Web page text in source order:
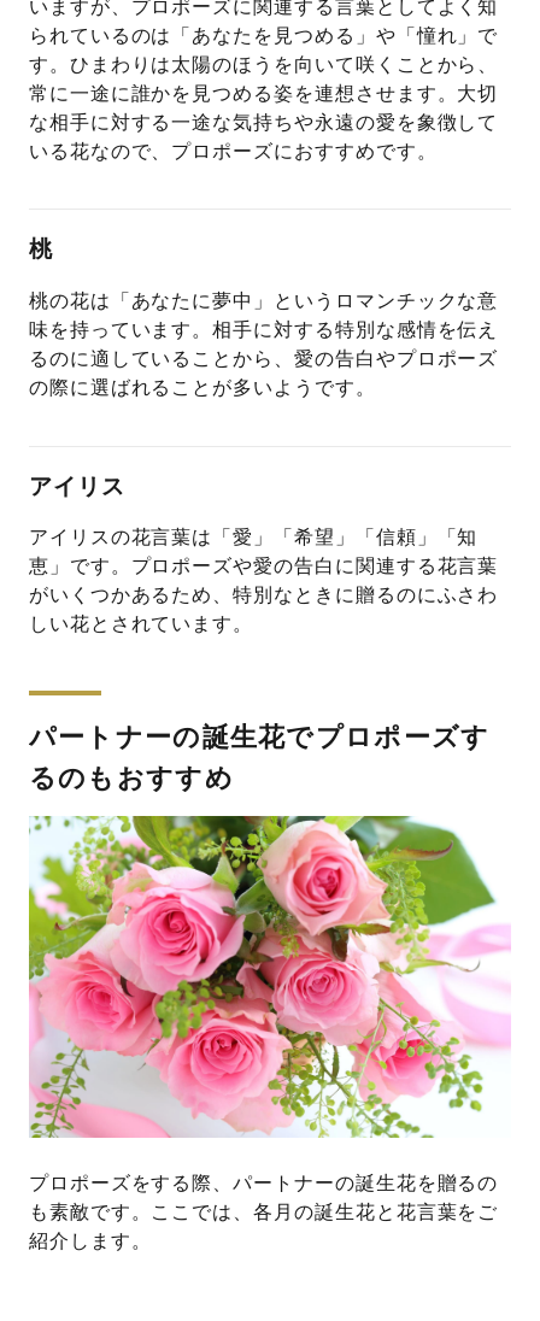
いますが、プロポーズに関連する言葉としてよく知
られているのは「あなたを見つめる」や「憧れ」で
す。ひまわりは太陽のほうを向いて咲くことから、
常に一途に誰かを見つめる姿を連想させます。大切
な相手に対する一途な気持ちや永遠の愛を象徴して
いる花なので、プロポーズにおすすめです。
桃
桃の花は「あなたに夢中」というロマンチックな意
味を持っています。相手に対する特別な感情を伝え
るのに適していることから、愛の告白やプロポーズ
の際に選ばれることが多いようです。
アイリス
アイリスの花言葉は「愛」「希望」「信頼」「知
恵」です。プロポーズや愛の告白に関連する花言葉
がいくつかあるため、特別なときに贈るのにふさわ
しい花とされています。
パートナーの誕生花でプロポーズす
るのもおすすめ
プロポーズをする際、パートナーの誕生花を贈るの
も素敵です。ここでは、各月の誕生花と花言葉をご
紹介します。